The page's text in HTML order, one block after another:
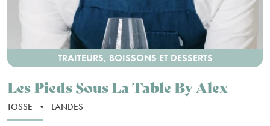
TRAITEURS, BOISSONS ET DESSERTS
Les Pieds Sous La Table By Alex
TOSSE • LANDES